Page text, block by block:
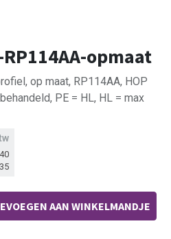
opmaat
op maat, RP114AA, HOP
PE = HL, HL = max
AAN WINKELMANDJE